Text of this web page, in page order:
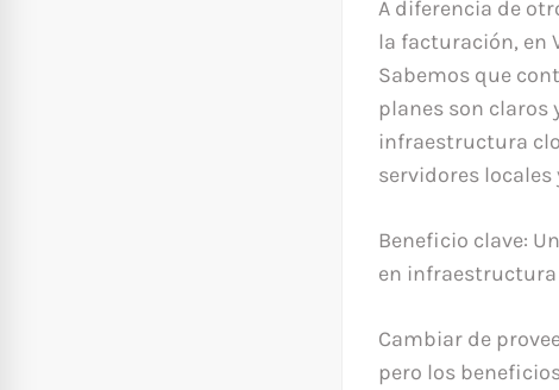
A diferencia de
la facturación, en
Sabemos que
planes son claros
infraestructura
servidores locales
Beneficio clave:
en
Cambiar de
pero los